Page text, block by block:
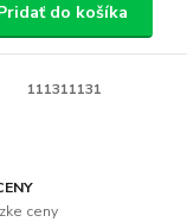
do košíka
111311131
ceny